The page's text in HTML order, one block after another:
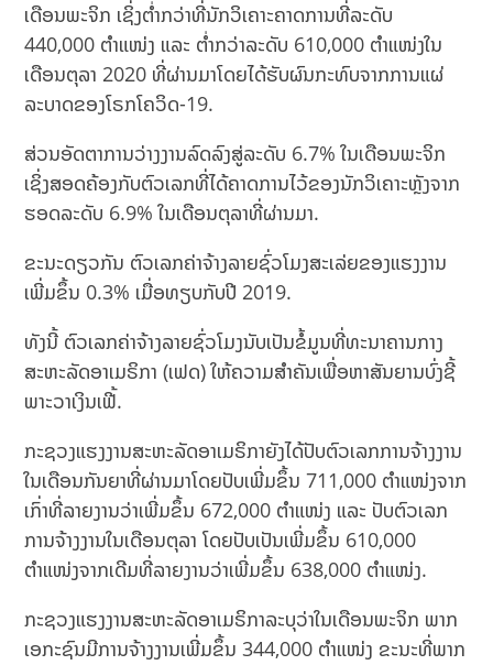
ເດືອນພະຈິກ ເຊິ່ງຕ່ຳກວ່າທີ່ນັກວິເຄາະຄາດການທີ່ລະດັບ
440,000 ຕຳແໜ່ງ ແລະ ຕ່ຳກວ່າລະດັບ 610,000 ຕຳແໜ່ງໃນ
ເດືອນຕຸລາ 2020 ທີ່ຜ່ານມາໂດຍໄດ້ຮັບຜົນກະທົບຈາກການແຜ່
ລະບາດຂອງໂຣກໂຄວິດ-19.
ສ່ວນອັດຕາການວ່າງງານລົດລົງສູ່ລະດັບ 6.7% ໃນເດືອນພະຈິກ
ເຊິ່ງສອດຄ້ອງກັບຕົວເລກທີ່ໄດ້ຄາດການໄວ້ຂອງນັກວິເຄາະຫຼັງຈາກ
ຮອດລະດັບ 6.9% ໃນເດືອນຕຸລາທີ່ຜ່ານມາ.
ຂະນະດຽວກັນ ຕົວເລກຄ່າຈ້າງລາຍຊົ່ວໂມງສະເລ່ຍຂອງແຮງງານ
ເພີ່ມຂຶ້ນ 0.3% ເມື່ອທຽບກັບປີ 2019.
ທັງນີ້ ຕົວເລກຄ່າຈ້າງລາຍຊົ່ວໂມງນັບເປັນຂໍ້ມູນທີ່ທະນາຄານກາງ
ສະຫະລັດອາເມຣິກາ (ເຟດ) ໃຫ້ຄວາມສຳຄັນເພື່ອຫາສັນຍານບົ່ງຊີ້
ພາະວາເງິນເຟີ້.
ກະຊວງແຮງງານສະຫະລັດອາເມຣິກາຍັງໄດ້ປັບຕົວເລກການຈ້າງງານ
ໃນເດືອນກັນຍາທີ່ຜ່ານມາໂດຍປັບເພີ່ມຂຶ້ນ 711,000 ຕຳແໜ່ງຈາກ
ເກົ່າທີ່ລາຍງານວ່າເພີ່ມຂຶ້ນ 672,000 ຕຳແໜ່ງ ແລະ ປັບຕົວເລກ
ການຈ້າງງານໃນເດືອນຕຸລາ ໂດຍປັບເປັນເພີ່ມຂຶ້ນ 610,000
ຕຳແໜ່ງຈາກເດີມທີ່ລາຍງານວ່າເພີ່ມຂຶ້ນ 638,000 ຕຳແໜ່ງ.
ກະຊວງແຮງງານສະຫະລັດອາເມຣິກາລະບຸວ່າໃນເດືອນພະຈິກ ພາກ
ເອກະຊົນມີການຈ້າງງານເພີ່ມຂຶ້ນ 344,000 ຕຳແໜ່ງ ຂະນະທີ່ພາກ